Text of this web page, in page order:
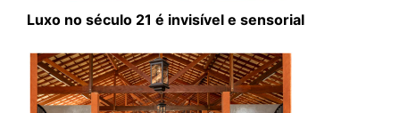
Luxo no século 21 é invisível e sensorial